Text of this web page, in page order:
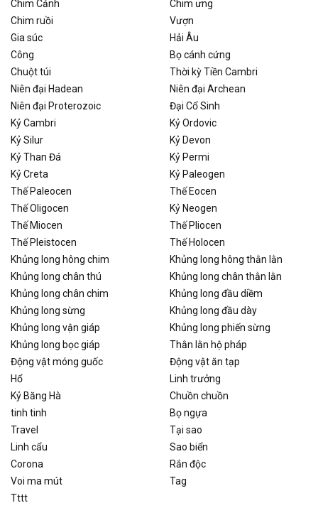
Chim Cảnh
Chim ưng
Chim ruồi
Vượn
Gia súc
Hải Âu
Công
Bọ cánh cứng
Chuột túi
Thời kỳ Tiền Cambri
Niên đại Hadean
Niên đại Archean
Niên đại Proterozoic
Đại Cổ Sinh
Kỷ Cambri
Kỷ Ordovic
Kỷ Silur
Kỷ Devon
Kỷ Than Đá
Kỷ Permi
Kỷ Creta
Kỷ Paleogen
Thế Paleocen
Thế Eocen
Thế Oligocen
Kỷ Neogen
Thế Miocen
Thế Pliocen
Thế Pleistocen
Thế Holocen
Khủng long hông chim
Khủng long hông thằn lằn
Khủng long chân thú
Khủng long chân thằn lằn
Khủng long chân chim
Khủng long đầu diềm
Khủng long sừng
Khủng long đầu dày
Khủng long vận giáp
Khủng long phiến sừng
Khủng long bọc giáp
Thằn lằn hộ pháp
Động vật móng guốc
Động vật ăn tạp
Hổ
Linh trưởng
Kỷ Băng Hà
Chuồn chuồn
tinh tinh
Bọ ngựa
Travel
Tại sao
Linh cẩu
Sao biển
Corona
Rắn độc
Voi ma mút
Tag
Tttt